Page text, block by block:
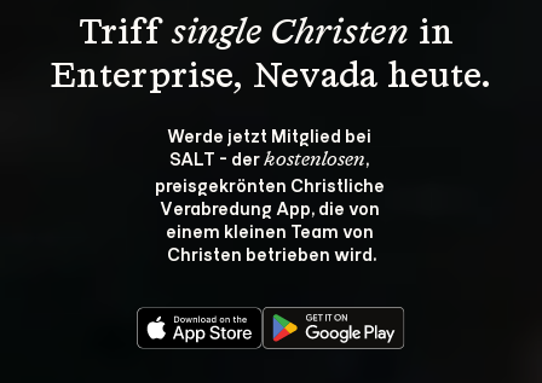
Triff single Christen in
Enterprise, Nevada heute.
Werde jetzt Mitglied bei
SALT - der kostenlosen,
preisgekrönten Christliche
Verabredung App, die von
einem kleinen Team von
Christen betrieben wird.